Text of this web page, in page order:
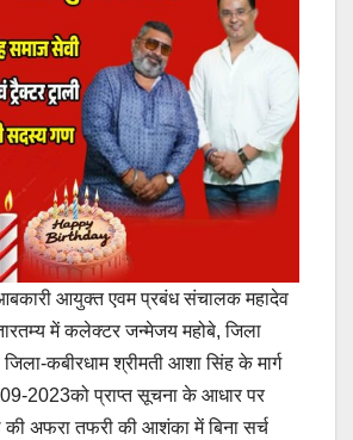
आयुक्त एवम प्रबंध संचालक महादेव
में कलेक्टर जन्मेजय महोबे, जिला
कबीरधाम श्रीमती आशा सिंह के मार्ग
09-2023को प्राप्त सूचना के आधार पर
की अफरा तफरी की आशंका में बिना सर्च